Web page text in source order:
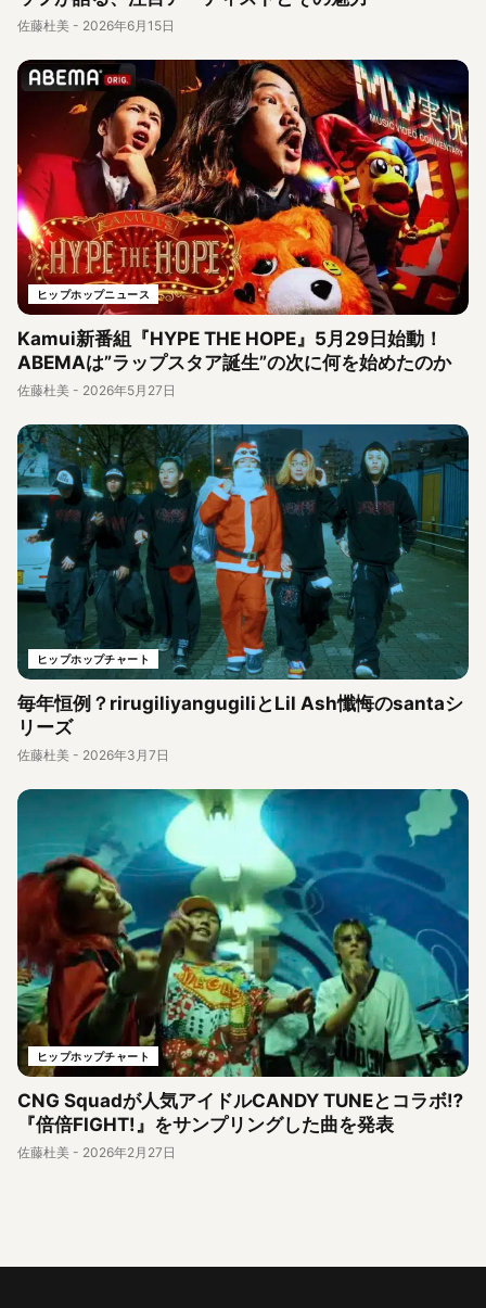
佐藤杜美 - 2026年6月15日
ヒップホップニュース
Kamui新番組『HYPE THE HOPE』5月29日始動！
ABEMAは”ラップスタア誕生”の次に何を始めたのか
佐藤杜美 - 2026年5月27日
ヒップホップチャート
毎年恒例？rirugiliyangugiliとLil Ash懺悔のsantaシ
リーズ
佐藤杜美 - 2026年3月7日
ヒップホップチャート
CNG Squadが人気アイドルCANDY TUNEとコラボ⁉︎
『倍倍FIGHT!』をサンプリングした曲を発表
佐藤杜美 - 2026年2月27日